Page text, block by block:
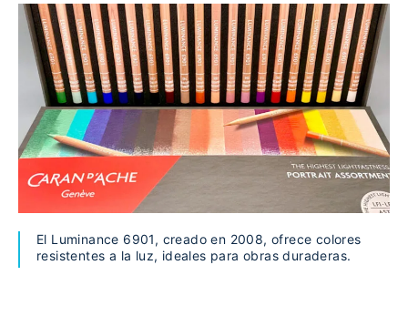
El Luminance 6901, creado en 2008, ofrece colores
resistentes a la luz, ideales para obras duraderas.